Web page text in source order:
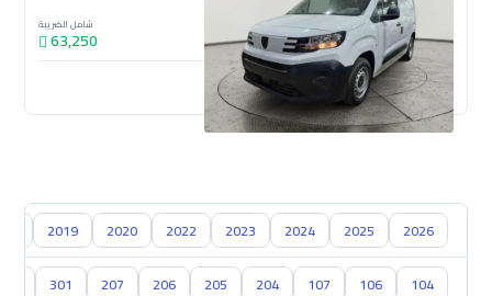
شامل الضريبة
63,250
جديدة
2026
2025
2024
2023
2022
2020
2019
104
106
107
204
205
206
207
301